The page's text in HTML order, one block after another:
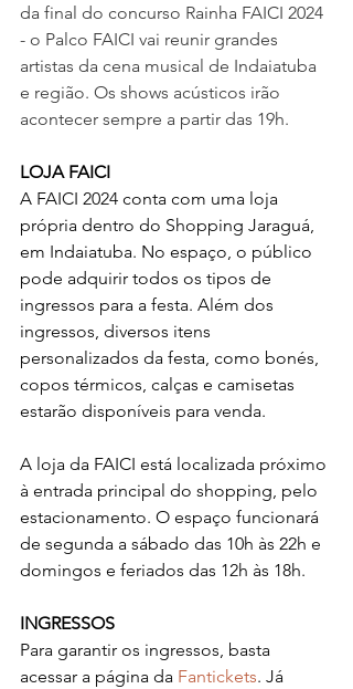
da final do concurso Rainha FAICI 2024
- o Palco FAICI vai reunir grandes
artistas da cena musical de Indaiatuba
e região. Os shows acústicos irão
acontecer sempre a partir das 19h.
LOJA FAICI
A FAICI 2024 conta com uma loja
própria dentro do Shopping Jaraguá,
em Indaiatuba. No espaço, o público
pode adquirir todos os tipos de
ingressos para a festa. Além dos
ingressos, diversos itens
personalizados da festa, como bonés,
copos térmicos, calças e camisetas
estarão disponíveis para venda.
A loja da FAICI está localizada próximo
à entrada principal do shopping, pelo
estacionamento. O espaço funcionará
de segunda a sábado das 10h às 22h e
domingos e feriados das 12h às 18h.
INGRESSOS
Para garantir os ingressos, basta
acessar a página da Fantickets. Já